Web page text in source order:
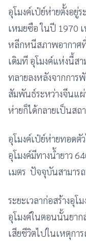
อุโมงค์เป๋ย์ห่ายตั้งอยู่
เหมยซือ ในปี 1970
หลีกหนีสภาพอากาศ
เดิมที อุโมงค์แห่งนี้สา
ทลายลงหลังจากการ
สัมพันธ์ระหว่างจีนแ
ห่ายก็ได้กลายเป็นส
อุโมงค์เป๋ย์ห่ายทอดตั
อุโมงค์มีทางน้ำยาว
เมตร ปัจจุบันสามาร
ระยะเวลาก่อสร้างอุโ
อุโมงค์ในตอนนั้นยา
เสียชีวิตไปในเหตุกา